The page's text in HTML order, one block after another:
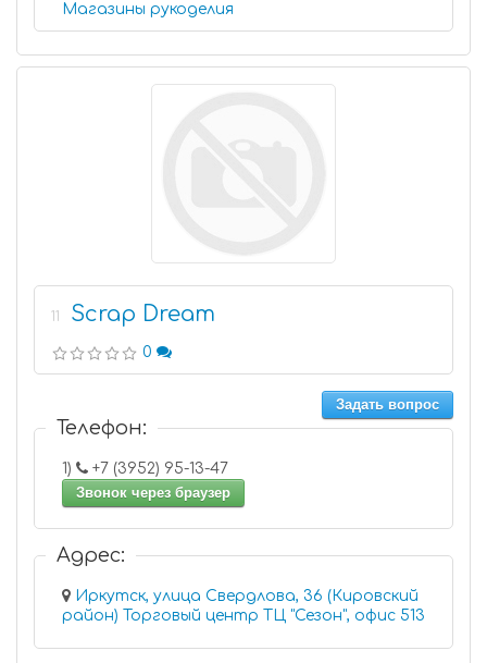
Магазины рукоделия
11 Scrap Dream
0
Задать вопрос
Телефон:
1)
+7 (3952) 95-13-47
Звонок через браузер
Адрес:
Иркутск, улица Свердлова, 36 (Кировский
район) Торговый центр ТЦ "Сезон", офис 513